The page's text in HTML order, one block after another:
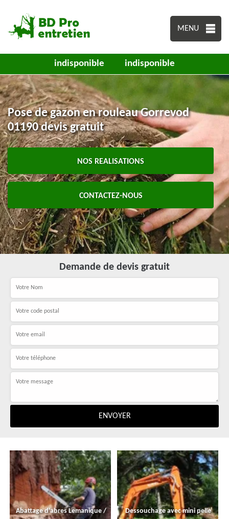
MENU
indisponible indisponible
Pose de gazon en rouleau Gorrevod
01190 devis gratuit
NOS REALISATIONS
CONTACTEZ-NOUS
Demande de devis gratuit
Abattage d'abres Lemanique /
Dessouchage avec mini pelle